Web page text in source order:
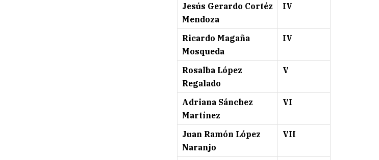
Jesús Gerardo Cortéz
Mendoza
IV
Ricardo Magaña
Mosqueda
IV
Rosalba López
Regalado
V
Adriana Sánchez
Martínez
VI
Juan Ramón López
Naranjo
VII